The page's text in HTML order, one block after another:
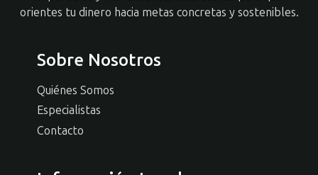
orientes tu dinero hacia metas concretas y sostenibles.
Sobre Nosotros
Quiénes Somos
Especialistas
Contacto